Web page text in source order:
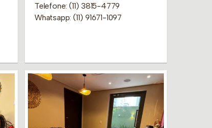
Telefone: (11) 3815-4779
Whatsapp: (11) 91671-1097